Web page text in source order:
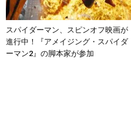
スパイダーマン、スピンオフ映画が
進行中！『アメイジング・スパイダ
ーマン2』の脚本家が参加